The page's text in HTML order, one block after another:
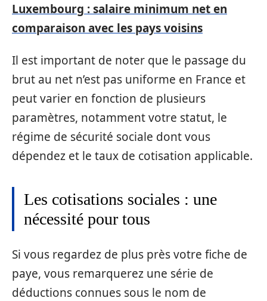
Luxembourg : salaire minimum net en
comparaison avec les pays voisins
Il est important de noter que le passage du
brut au net n’est pas uniforme en France et
peut varier en fonction de plusieurs
paramètres, notamment votre statut, le
régime de sécurité sociale dont vous
dépendez et le taux de cotisation applicable.
Les cotisations sociales : une
nécessité pour tous
Si vous regardez de plus près votre fiche de
paye, vous remarquerez une série de
déductions connues sous le nom de